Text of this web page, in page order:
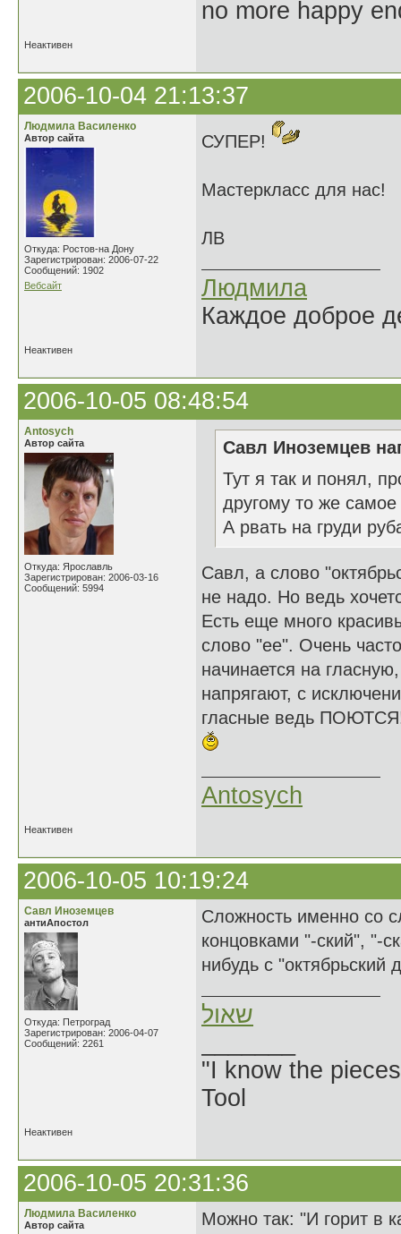
no more happy
Неактивен
2006-10-04 21:13:37
Людмила Василенко
Автор сайта
Откуда: Ростов-на Дону
Зарегистрирован: 2006-07-22
Сообщений: 1902
Вебсайт
СУПЕР!
Мастеркласс для нас!
ЛВ
Людмила
Каждое доброе
Неактивен
2006-10-05 08:48:54
Antosych
Автор сайта
Откуда: Ярославль
Зарегистрирован: 2006-03-16
Сообщений: 5994
Савл Иноземцев
Тут я так и понял,
другому то же самое
А рвать на груди
Савл, а слово
не надо. Но ведь
Есть еще много
слово "ее". Очень
начинается на
напрягают, с
гласные ведь
Antosych
Неактивен
2006-10-05 10:19:24
Савл Иноземцев
антиАпостол
Откуда: Петроград
Зарегистрирован: 2006-04-07
Сообщений: 2261
Сложность именно со
концовками "-ский", "-
нибудь с "октябрьский
שאול
"I know the
Tool
Неактивен
2006-10-05 20:31:36
Людмила Василенко
Автор сайта Можно так: "И горит в